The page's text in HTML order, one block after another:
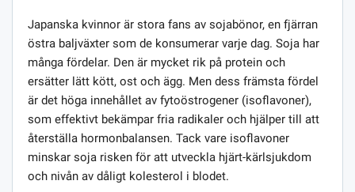
Japanska kvinnor är stora fans av sojabönor, en fjärran
östra baljväxter som de konsumerar varje dag. Soja har
många fördelar. Den är mycket rik på protein och
ersätter lätt kött, ost och ägg. Men dess främsta fördel
är det höga innehållet av fytoöstrogener (isoflavoner),
som effektivt bekämpar fria radikaler och hjälper till att
återställa hormonbalansen. Tack vare isoflavoner
minskar soja risken för att utveckla hjärt-kärlsjukdom
och nivån av dåligt kolesterol i blodet.